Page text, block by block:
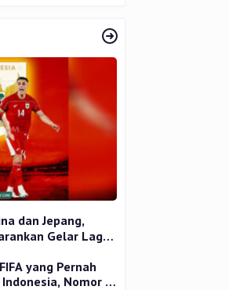
dan Jepang,
Gelar Laga
yang Pernah
Nomor 1